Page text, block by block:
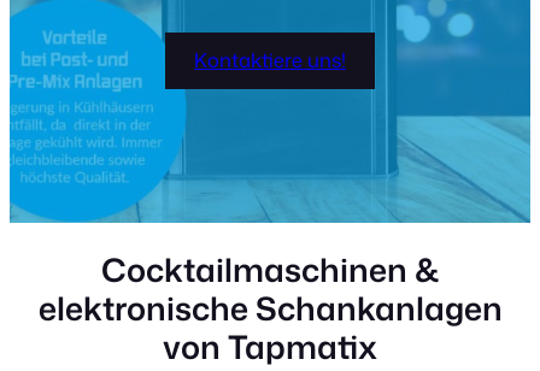
Kontaktiere uns!
Cocktailmaschinen &
elektronische Schankanlagen
von Tapmatix